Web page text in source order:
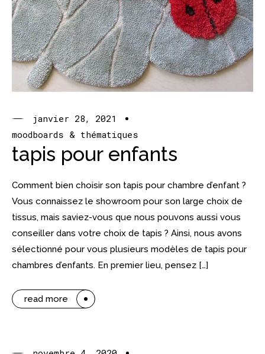
janvier 28, 2021
moodboards & thématiques
tapis pour enfants
Comment bien choisir son tapis pour chambre d’enfant ?
Vous connaissez le showroom pour son large choix de
tissus, mais saviez-vous que nous pouvons aussi vous
conseiller dans votre choix de tapis ? Ainsi, nous avons
sélectionné pour vous plusieurs modèles de tapis pour
chambres d’enfants. En premier lieu, pensez […]
read more